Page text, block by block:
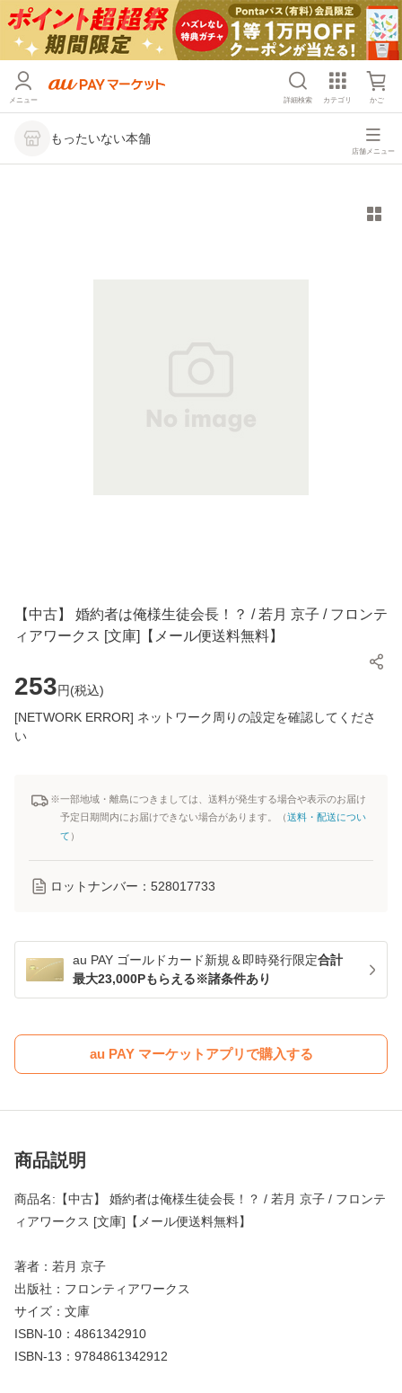
メニュー 詳細検索 カテゴリ かご
もったいない本舗
店舗メニュー
【中古】 婚約者は俺様生徒会長！？ / 若月 京子 / フロンテ
ィアワークス [文庫]【メール便送料無料】
253円(税込)
[NETWORK ERROR] ネットワーク周りの設定を確認してくださ
い
※一部地域・離島につきましては、送料が発生する場合や表示のお届け
予定日期間内にお届けできない場合があります。（送料・配送につい
て ）
ロットナンバー： 528017733
au PAY ゴールドカード新規＆即時発行限定合計
最大23,000Pもらえる※諸条件あり
au PAY マーケットアプリで購入する
商品説明
商品名:【中古】 婚約者は俺様生徒会長！？ / 若月 京子 / フロンテ
ィアワークス [文庫]【メール便送料無料】
著者：若月 京子
出版社：フロンティアワークス
サイズ：文庫
ISBN-10：4861342910
ISBN-13：9784861342912